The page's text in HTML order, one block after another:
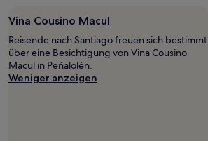
Vina Cousino Macul
Reisende nach Santiago freuen sich bestimmt
über eine Besichtigung von Vina Cousino
Macul in Peñalolén.
Weniger anzeigen